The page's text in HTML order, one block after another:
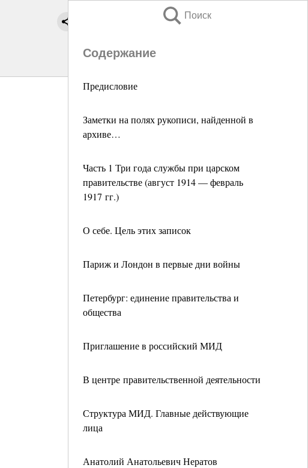
Поиск
Содержание
Предисловие
Заметки на полях рукописи, найденной в
архиве…
Часть 1 Три года службы при царском
правительстве (август 1914 — февраль
1917 гг.)
О себе. Цель этих записок
Париж и Лондон в первые дни войны
Петербург: единение правительства и
общества
Приглашение в российский МИД
В центре правительственной деятельности
Структура МИД. Главные действующие
лица
Анатолий Анатольевич Нератов